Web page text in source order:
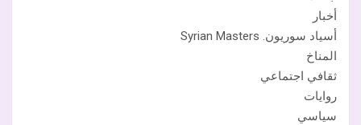
أخبار
أسياد سوريون. Syrian Masters
المناخ
ثقافي اجتماعي
روايات
سياسي